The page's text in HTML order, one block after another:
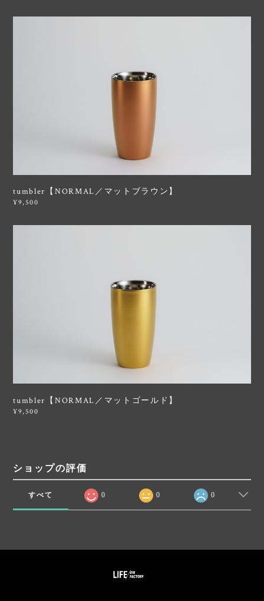
tumbler【NORMAL／マットブラウン】
¥9,500
tumbler【NORMAL／マットゴールド】
¥9,500
ショップの評価
すべて 0 0 0